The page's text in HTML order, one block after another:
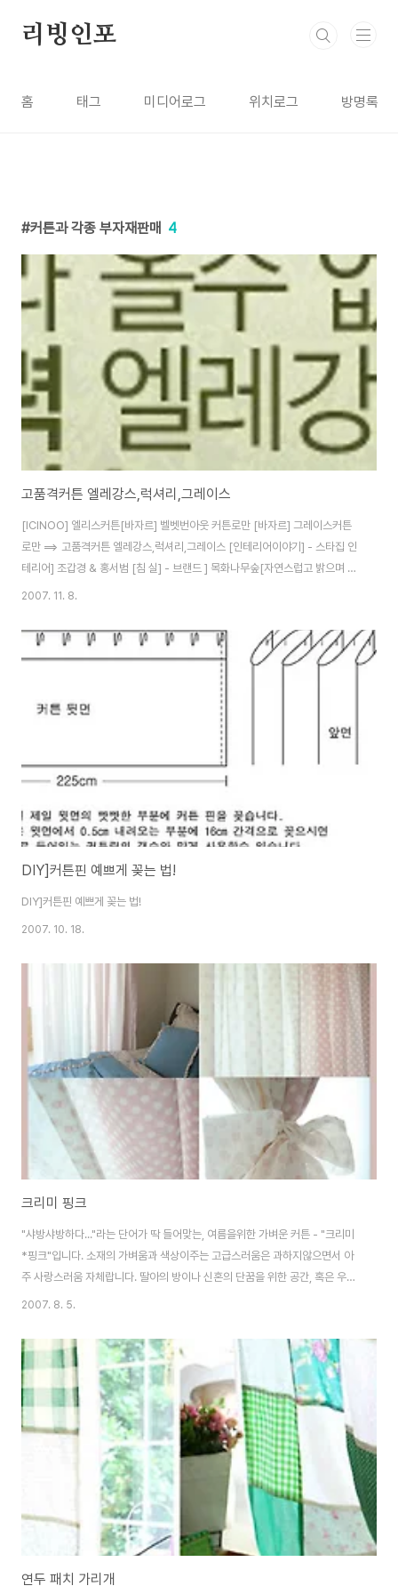
리빙인포
홈 태그 미디어로그 위치로그 방명록
커튼과 각종 부자재판매 4
고품격커튼 엘레강스,럭셔리,그레이스
[ICINOO] 엘리스커튼[바자르] 벨벳번아웃 커튼로만 [바자르] 그레이스커튼
로만 ==> 고품격커튼 엘레강스,럭셔리,그레이스 [인테리어이야기] - 스타집 인
테리어] 조갑경 & 홍서범 [침 실] - 브랜드 ] 목화나무숲[자연스럽고 밝으며 단
순하고 실용적인 디자인 브랜드] [DIY] - DIY]커튼/로만쉐이드 사이즈 재는법
2007. 11. 8.
DIY]커튼핀 예쁘게 꽂는 법!
DIY]커튼핀 예쁘게 꽂는 법!
2007. 10. 18.
크리미 핑크
"샤방샤방하다..."라는 단어가 딱 들어맞는, 여름을위한 가벼운 커튼 - "크리미
*핑크"입니다. 소재의 가벼움과 색상이주는 고급스러움은 과하지않으면서 아
주 사랑스러움 자체랍니다. 딸아의 방이나 신혼의 단꿈을 위한 공간, 혹은 우리
가 원하는 그런 사랑가득한 한 켠을 위해서 아주 좋을것 같아요. 바람결에 살랑
으면서도 보드라워 벽한쪽의 창가에 걸려있는것만으로도 충분한...크리미*핑
크 달콤함만 가득한 그런 핑크는 아니예요. 인디핑크라고 불리는 좀더 세월과
오랜 친구가 되어주었던 핑크를 닮았기에 더 그윽하고 더 향기로울수 있는것
같아요. 여름을위한, 충분히 사랑스러울수밖에 없는 커튼을 원하신다면... 크리
미 커튼을 걸어보세요... *소재 :..
2007. 8. 5.
연두 패치 가리개